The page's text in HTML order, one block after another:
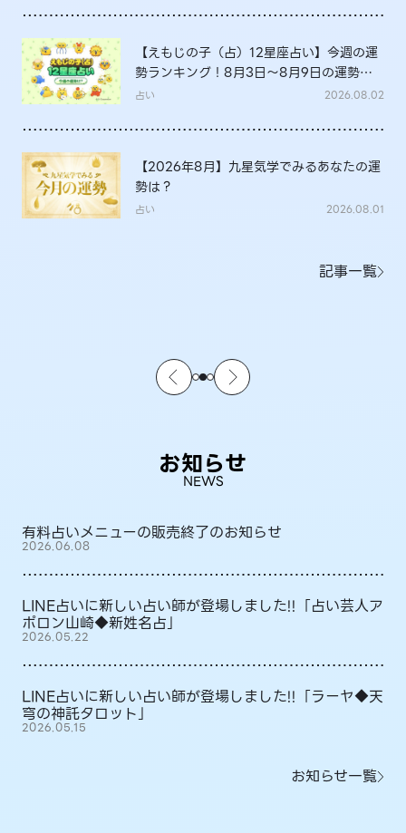
【えもじの子（占）12星座占い】今週の運
勢ランキング！8月3日～8月9日の運勢
は？
占い 2026.08.02
【2026年8月】九星気学でみるあなたの運
勢は？
占い 2026.08.01
記事一覧
お知らせ
NEWS
有料占いメニューの販売終了のお知らせ
2026.06.08
LINE占いに新しい占い師が登場しました!!「占い芸人ア
ポロン山崎◆新姓名占」
2026.05.22
LINE占いに新しい占い師が登場しました!!「ラーヤ◆天
穹の神託タロット」
2026.05.15
お知らせ一覧